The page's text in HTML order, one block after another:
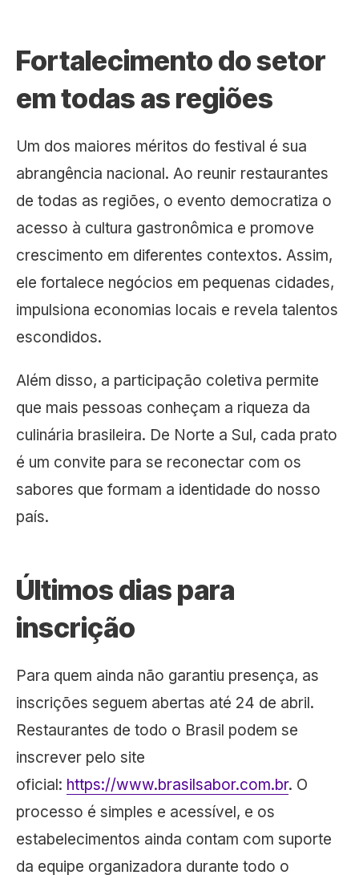
Fortalecimento do setor
em todas as regiões
Um dos maiores méritos do festival é sua
abrangência nacional. Ao reunir restaurantes
de todas as regiões, o evento democratiza o
acesso à cultura gastronômica e promove
crescimento em diferentes contextos. Assim,
ele fortalece negócios em pequenas cidades,
impulsiona economias locais e revela talentos
escondidos.
Além disso, a participação coletiva permite
que mais pessoas conheçam a riqueza da
culinária brasileira. De Norte a Sul, cada prato
é um convite para se reconectar com os
sabores que formam a identidade do nosso
país.
Últimos dias para
inscrição
Para quem ainda não garantiu presença, as
inscrições seguem abertas até 24 de abril.
Restaurantes de todo o Brasil podem se
inscrever pelo site
oficial: https://www.brasilsabor.com.br. O
processo é simples e acessível, e os
estabelecimentos ainda contam com suporte
da equipe organizadora durante todo o